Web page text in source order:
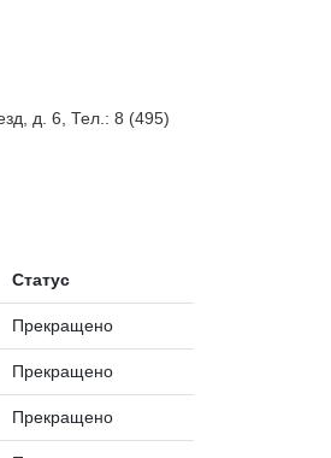
д. 6, Тел.: 8 (495)
Статус
Прекращено
Прекращено
Прекращено